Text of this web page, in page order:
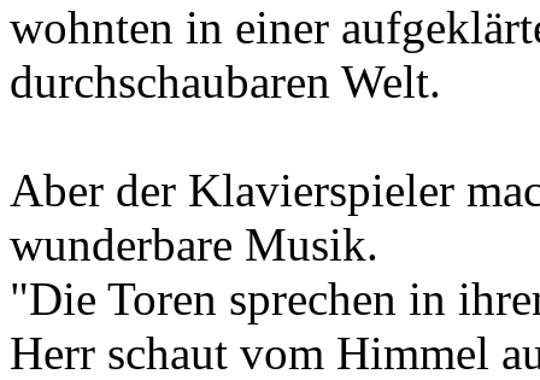
wohnten in einer
durchschaubaren Welt.
Aber der Klavierspieler
wunderbare Musik.
"Die Toren sprechen in
Herr schaut vom Himmel